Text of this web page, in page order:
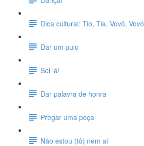
Dica cultural: Tio, Tia, Vovô, Vovó
Dar um pulo
Sei lá!
Dar palavra de honra
Pregar uma peça
Não estou (tô) nem aí